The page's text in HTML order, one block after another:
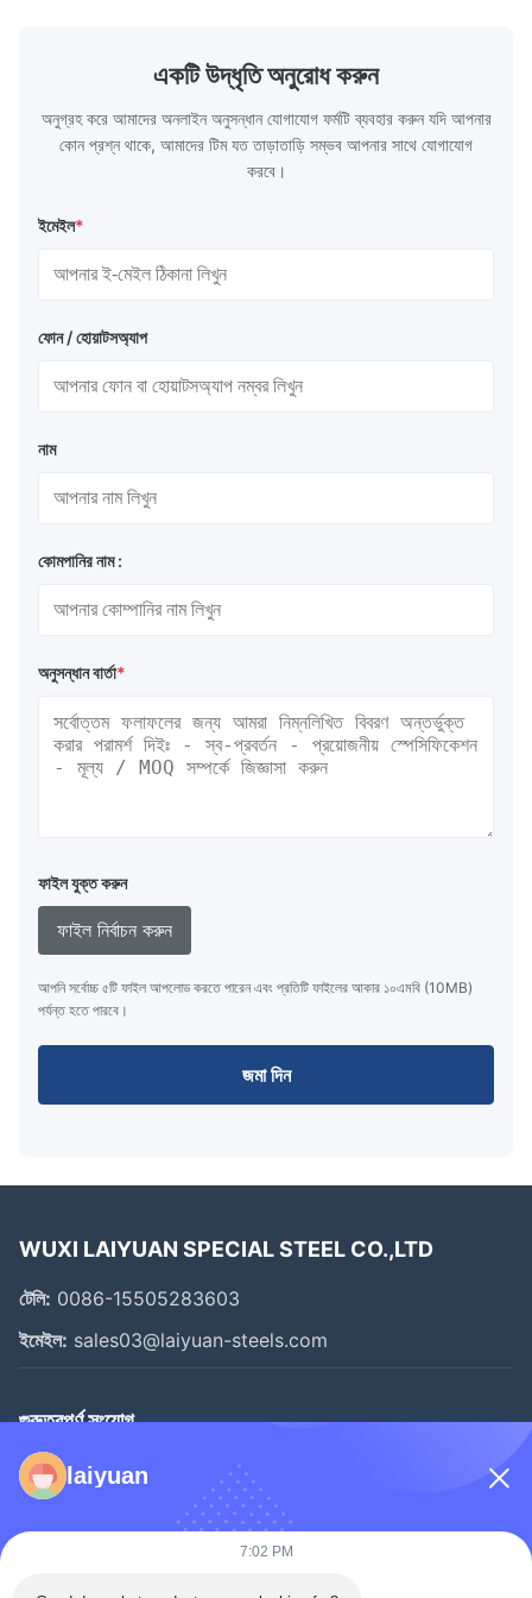
TH620 Standard JIS DIN ASTM GB EN AISI
Product Features High-quality tinplate with
একটি উদ্ধৃতি অনুরোধ করুন
অনুগ্রহ করে আমাদের অনলাইন অনুসন্ধান যোগাযোগ ফর্মটি ব্যবহার করুন যদি আপনার
কোন প্রশ্ন থাকে, আমাদের টিম যত তাড়াতাড়ি সম্ভব আপনার সাথে যোগাযোগ
করবে।
ইমেইল*
ফোন / হোয়াটসঅ্যাপ
নাম
কোমপানির নাম :
অনুসন্ধান বার্তা*
ফাইল যুক্ত করুন
ফাইল নির্বাচন করুন
আপনি সর্বোচ্চ ৫টি ফাইল আপলোড করতে পারেন এবং প্রতিটি ফাইলের আকার ১০এমবি (10MB)
পর্যন্ত হতে পারবে।
জমা দিন
WUXI LAIYUAN SPECIAL STEEL CO.,LTD
টেলি: 0086-15505283603
ইমেইল: sales03@laiyuan-steels.com
গুরুত্বপূর্ণ সংযোগ
বাড়ি
laiyuan
7:02 PM